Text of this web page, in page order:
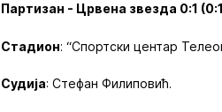
Партизан - Црвена звезда 0:1
Стадион: “Спортски центар
Судија: Стефан Филиповић.